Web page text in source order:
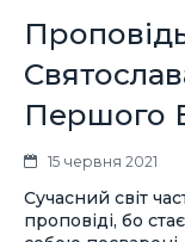
Першого
15 червня 2021
Сучасний світ
проповіді, бо